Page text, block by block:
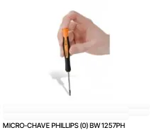
MICRO-CHAVE PHILLIPS (0) BW 1257PH